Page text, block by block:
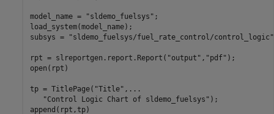
model_name = "sldemo_fuelsys" ;
load_system(model_name);
subsys =
"sldemo_fuelsys/fuel_rate_control/control_logic"
rpt = slreportgen.report.Report( "output" , "pdf" );
open(rpt)
tp = TitlePage( "Title" , ...
"Control Logic Chart of sldemo_fuelsys" );
append(rpt,tp)